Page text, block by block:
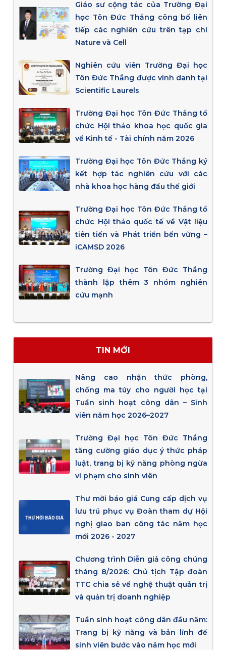
Giáo sư cộng tác của Trường Đại
học Tôn Đức Thắng công bố liên
tiếp các nghiên cứu trên tạp chí
Nature và Cell
Nghiên cứu viên Trường Đại học
Tôn Đức Thắng được vinh danh tại
Scientific Laurels
Trường Đại học Tôn Đức Thắng tổ
chức Hội thảo khoa học quốc gia
về Kinh tế - Tài chính năm 2026
Trường Đại học Tôn Đức Thắng ký
kết hợp tác nghiên cứu với các
nhà khoa học hàng đầu thế giới
Trường Đại học Tôn Đức Thắng tổ
chức Hội thảo quốc tế về Vật liệu
tiên tiến và Phát triển bền vững –
iCAMSD 2026
Trường Đại học Tôn Đức Thắng
thành lập thêm 3 nhóm nghiên
cứu mạnh
TIN MỚI
Nâng cao nhận thức phòng,
chống ma túy cho người học tại
Tuần sinh hoạt công dân – Sinh
viên năm học 2026–2027
Trường Đại học Tôn Đức Thắng
tăng cường giáo dục ý thức pháp
luật, trang bị kỹ năng phòng ngừa
vi phạm cho sinh viên
Thư mời báo giá Cung cấp dịch vụ
lưu trú phục vụ Đoàn tham dự Hội
nghị giao ban công tác năm học
mới 2026 - 2027
Chương trình Diễn giả công chúng
tháng 8/2026: Chủ tịch Tập đoàn
TTC chia sẻ về nghệ thuật quản trị
và quản trị doanh nghiệp
Tuần sinh hoạt công dân đầu năm:
Trang bị kỹ năng và bản lĩnh để
sinh viên bước vào năm học mới